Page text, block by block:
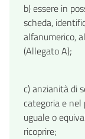
b) essere in
scheda,
alfanumerico,
(Allegato A);
c) anzianità di
categoria e nel
uguale o
ricoprire;